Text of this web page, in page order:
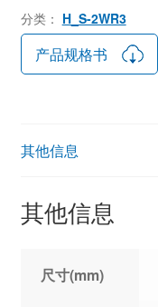
分类： H_S-2WR3
产品规格书
其他信息
其他信息
尺寸(mm)